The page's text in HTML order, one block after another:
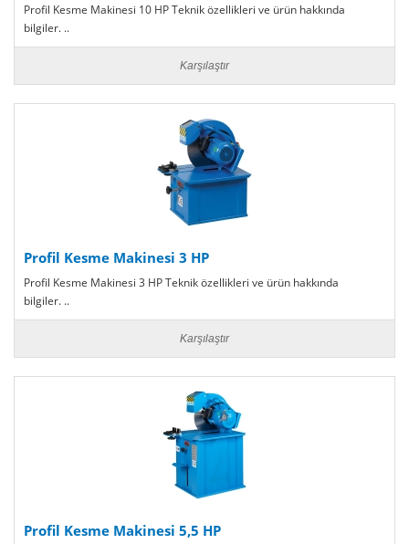
Profil Kesme Makinesi 10 HP Teknik özellikleri ve ürün hakkında
bilgiler. ..
Karşılaştır
Profil Kesme Makinesi 3 HP
Profil Kesme Makinesi 3 HP Teknik özellikleri ve ürün hakkında
bilgiler. ..
Karşılaştır
Profil Kesme Makinesi 5,5 HP